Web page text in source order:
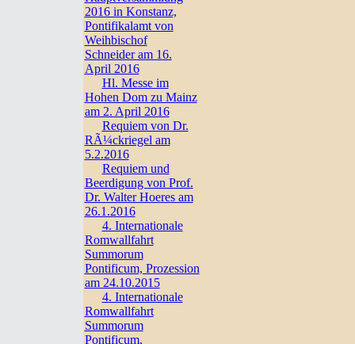
2016 in Konstanz,
Pontifikalamt von
Weihbischof
Schneider am 16.
April 2016
Hl. Messe im
Hohen Dom zu Mainz
am 2. April 2016
Requiem von Dr.
RÃ¼ckriegel am
5.2.2016
Requiem und
Beerdigung von Prof.
Dr. Walter Hoeres am
26.1.2016
4. Internationale
Romwallfahrt
Summorum
Pontificum, Prozession
am 24.10.2015
4. Internationale
Romwallfahrt
Summorum
Pontificum,